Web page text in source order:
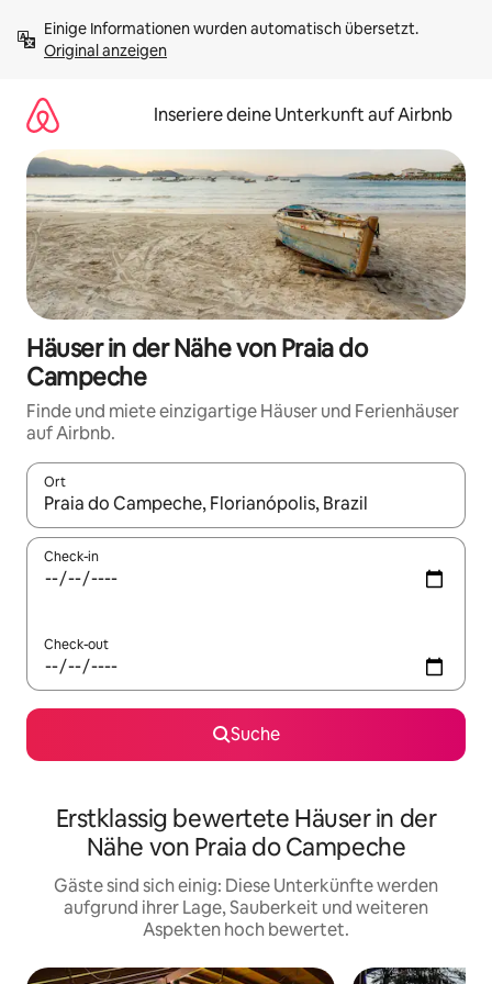
Inhalten
springenOriginal anzeigen
Inseriere deine Unterkunft auf Airbnb
Häuser in der Nähe von Praia do
Campeche
Finde und miete einzigartige Häuser und Ferienhäuser
auf Airbnb.
Ort
Wenn Ergebnisse verfügbar sind, navigiere mit den
Check-in
Check-out
Suche
Erstklassig bewertete Häuser in der
Nähe von Praia do Campeche
Gäste sind sich einig: Diese Unterkünfte werden
aufgrund ihrer Lage, Sauberkeit und weiteren
Aspekten hoch bewertet.